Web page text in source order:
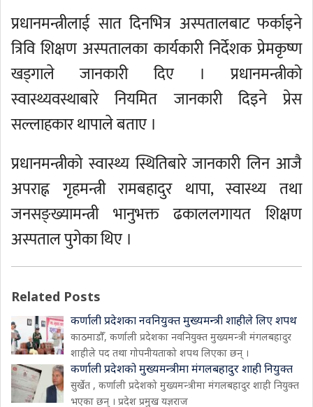
प्रधानमन्त्रीलाई सात दिनभित्र अस्पतालबाट फर्काइने
त्रिवि शिक्षण अस्पतालका कार्यकारी निर्देशक प्रेमकृष्ण
खड्गाले जानकारी दिए । प्रधानमन्त्रीको
स्वास्थ्यवस्थाबारे नियमित जानकारी दिइने प्रेस
सल्लाहकार थापाले बताए ।
प्रधानमन्त्रीको स्वास्थ्य स्थितिबारे जानकारी लिन आजै
अपराह्न गृहमन्त्री रामबहादुर थापा, स्वास्थ्य तथा
जनसङ्ख्यामन्त्री भानुभक्त ढकाललगायत शिक्षण
अस्पताल पुगेका थिए ।
Related Posts
कर्णाली प्रदेशका नवनियुक्त मुख्यमन्त्री शाहीले लिए शपथ
काठमाडौँ, कर्णाली प्रदेशका नवनियुक्त मुख्यमन्त्री मंगलबहादुर
शाहीले पद तथा गोपनीयताको शपथ लिएका छन् ।
कर्णाली प्रदेशको मुख्यमन्त्रीमा मंगलबहादुर शाही नियुक्त
सुर्खेत , कर्णाली प्रदेशको मुख्यमन्त्रीमा मंगलबहादुर शाही नियुक्त
भएका छन् । प्रदेश प्रमुख यज्ञराज